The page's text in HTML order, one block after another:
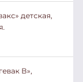
детская,
В»,